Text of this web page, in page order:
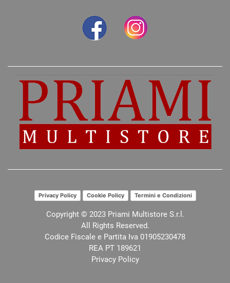
Privacy Policy Cookie Policy Termini e Condizioni
Copyright © 2023 Priami Multistore S.r.l.
All Rights Reserved.
Codice Fiscale e Partita Iva 01905230478
REA PT 189621
Privacy Policy